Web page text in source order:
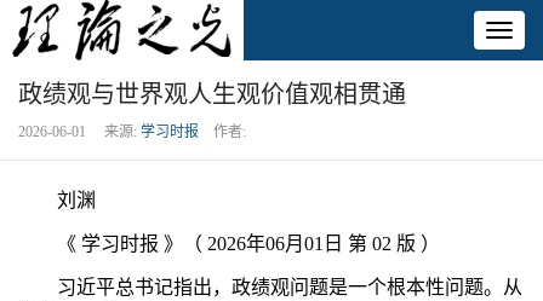
政绩观与世界观人生观价值观相贯通
2026-06-01 来源: 学习时报 作者:
刘渊
《 学习时报 》（ 2026年06月01日 第 02 版 ）
习近平总书记指出，政绩观问题是一个根本性问题。从